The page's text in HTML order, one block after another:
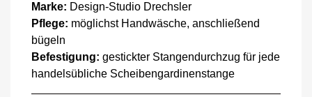
Marke: Design-Studio Drechsler
Pflege: möglichst Handwäsche, anschließend
bügeln
Befestigung: gestickter Stangendurchzug für jede
handelsübliche Scheibengardinenstange